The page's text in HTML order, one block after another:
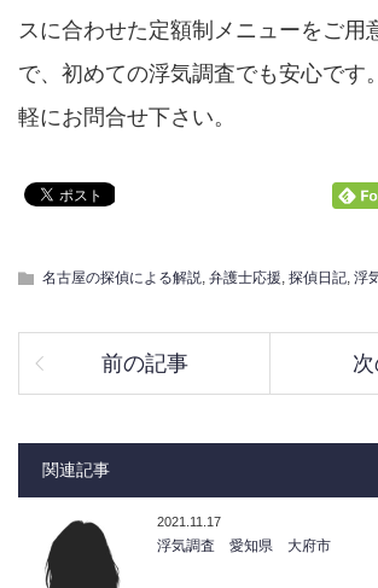
スに合わせた定額制メニューをご用
で、初めての浮気調査でも安心です
軽にお問合せ下さい。
名古屋の探偵による解説 弁護士応援 探偵日記 浮
前の記事
関連記事
2021.11.17
浮気調査 愛知県 大府市